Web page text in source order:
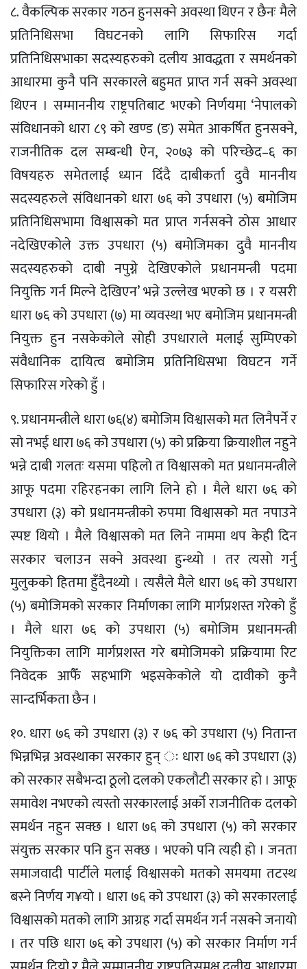
८. वैकल्पिक सरकार गठन हुनसक्ने अवस्था थिएन र छैनः मैले
प्रतिनिधिसभा विघटनको लागि सिफारिस गर्दा
प्रतिनिधिसभाका सदस्यहरुको दलीय आवद्धता र समर्थनको
आधारमा कुनै पनि सरकारले बहुमत प्राप्त गर्न सक्ने अवस्था
थिएन । सम्माननीय राष्ट्रपतिबाट भएको निर्णयमा ‘नेपालको
संविधानको धारा ८९ को खण्ड (ङ) समेत आकर्षित हुनसक्ने,
राजनीतिक दल सम्बन्धी ऐन, २०७३ को परिच्छेद–६ का
विषयहरु समेतलाई ध्यान दिँदै दाबीकर्ता दुवै माननीय
सदस्यहरुले संविधानको धारा ७६ को उपधारा (५) बमोजिम
प्रतिनिधिसभामा विश्वासको मत प्राप्त गर्नसक्ने ठोस आधार
नदेखिएकोले उक्त उपधारा (५) बमोजिमका दुवै माननीय
सदस्यहरुको दाबी नपुग्ने देखिएकोले प्रधानमन्त्री पदमा
नियुक्ति गर्न मिल्ने देखिएन’ भन्ने उल्लेख भएको छ । र यसरी
धारा ७६ को उपधारा (७) मा व्यवस्था भए बमोजिम प्रधानमन्त्री
नियुक्त हुन नसकेकोले सोही उपधाराले मलाई सुम्पिएको
संवैधानिक दायित्व बमोजिम प्रतिनिधिसभा विघटन गर्ने
सिफारिस गरेको हुँ ।
९. प्रधानमन्त्रीले धारा ७६(४) बमोजिम विश्वासको मत लिनैपर्ने र
सो नभई धारा ७६ को उपधारा (५) को प्रक्रिया क्रियाशील नहुने
भन्ने दाबी गलतः यसमा पहिलो त विश्वासको मत प्रधानमन्त्रीले
आफू पदमा रहिरहनका लागि लिने हो । मैले धारा ७६ को
उपधारा (३) को प्रधानमन्त्रीको रुपमा विश्वासको मत नपाउने
स्पष्ट थियो । मैले विश्वासको मत लिने नाममा थप केही दिन
सरकार चलाउन सक्ने अवस्था हुन्थ्यो । तर त्यसो गर्नु
मुलुकको हितमा हुँदैनथ्यो । त्यसैले मैले धारा ७६ को उपधारा
(५) बमोजिमको सरकार निर्माणका लागि मार्गप्रशस्त गरेको हुँ
। मैले धारा ७६ को उपधारा (५) बमोजिम प्रधानमन्त्री
नियुक्तिका लागि मार्गप्रशस्त गरे बमोजिमको प्रक्रियामा रिट
निवेदक आफैँ सहभागि भइसकेकोले यो दावीको कुनै
सान्दर्भिकता छैन ।
१०. धारा ७६ को उपधारा (३) र ७६ को उपधारा (५) नितान्त
भिन्नभिन्न अवस्थाका सरकार हुन् ः धारा ७६ को उपधारा (३)
को सरकार सबैभन्दा ठूलो दलको एकलौटी सरकार हो । आफू
समावेश नभएको त्यस्तो सरकारलाई अर्को राजनीतिक दलको
समर्थन नहुन सक्छ । धारा ७६ को उपधारा (५) को सरकार
संयुक्त सरकार पनि हुन सक्छ । भएको पनि त्यही हो । जनता
समाजवादी पार्टीले मलाई विश्वासको मतको समयमा तटस्थ
बस्ने निर्णय ग¥यो । धारा ७६ को उपधारा (३) को सरकारलाई
विश्वासको मतको लागि आग्रह गर्दा समर्थन गर्न नसक्ने जनायो
। तर पछि धारा ७६ को उपधारा (५) को सरकार निर्माण गर्न